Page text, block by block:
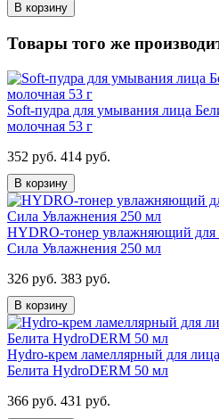
В корзину
Товары того же
Soft-пудра для умывания лица
молочная 53 г
352 руб. 414 руб.
В корзину
HYDRO-тонер увлажняющий для
Сила Увлажнения 250 мл
326 руб. 383 руб.
В корзину
Hydro-крем ламеллярный для
Белита HydroDERM 50 мл
366 руб. 431 руб.